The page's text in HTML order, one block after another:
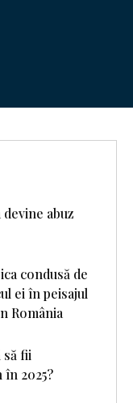
abuz
condusă de
ei în peisajul
România
să fii
2025?